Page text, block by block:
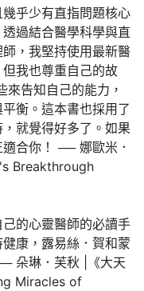
乎少有直指問題核心
過結合醫學科學與直
，我堅持使用最新醫
我也尊重自己的故
告知自己的能力，
衡。這本書也採用了
就覺得好多了。如果
合你！ ── 娜歐米．
Breakthrough
己的心靈醫師的必讀手
康，露易絲．賀和蒙
朵琳．芙秋 |《大天
Miracles of